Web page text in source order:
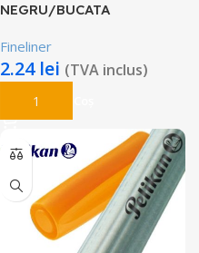
NEGRU/BUCATA
Fineliner
2.24 lei (TVA inclus)
Adaugă În Coș